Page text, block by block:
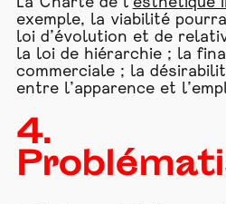
La Charte de l’esthétique
exemple, la viabilité
loi d’évolution et de
la loi de hiérarchie ; la
commerciale ; la
entre l’apparence et
4.